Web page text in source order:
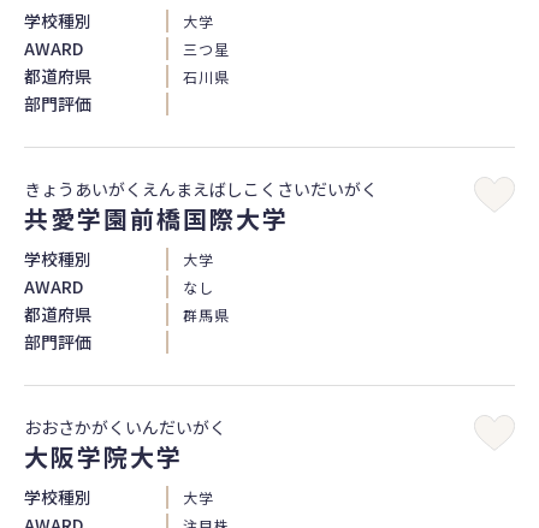
学校種別 大学
AWARD 三つ星
都道府県 石川県
部門評価
きょうあいがくえんまえばしこくさいだいがく
共愛学園前橋国際大学
学校種別 大学
AWARD なし
都道府県 群馬県
部門評価
おおさかがくいんだいがく
大阪学院大学
学校種別 大学